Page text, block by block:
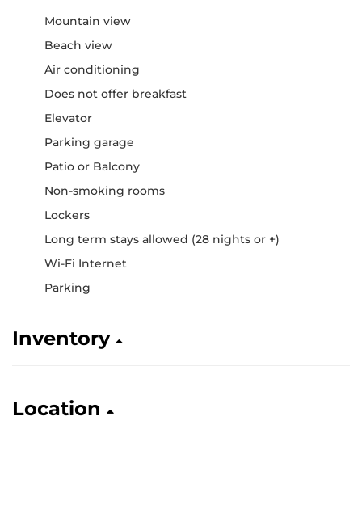
Mountain view
Beach view
Air conditioning
Does not offer breakfast
Elevator
Parking garage
Patio or Balcony
Non-smoking rooms
Lockers
Long term stays allowed (28 nights or +)
Wi-Fi Internet
Parking
Inventory
Location